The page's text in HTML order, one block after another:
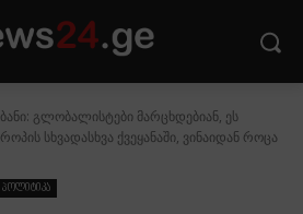
გლობალისტები მარცხდებიან, ეს
სხვადასხვა ქვეყანაში, ვინაიდან როცა
პოლიტიკა